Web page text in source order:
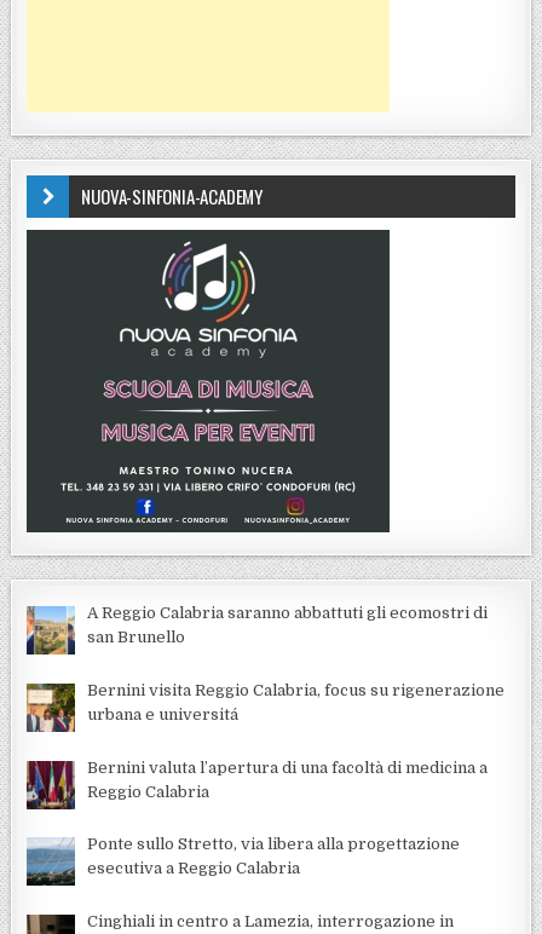
NUOVA-SINFONIA-ACADEMY
A Reggio Calabria saranno abbattuti gli ecomostri di
san Brunello
Bernini visita Reggio Calabria, focus su rigenerazione
urbana e universitá
Bernini valuta l’apertura di una facoltà di medicina a
Reggio Calabria
Ponte sullo Stretto, via libera alla progettazione
esecutiva a Reggio Calabria
Cinghiali in centro a Lamezia, interrogazione in